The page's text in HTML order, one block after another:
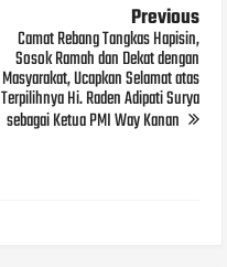
Previous
Camat Rebang Tangkas Hapisin,
Sosok Ramah dan Dekat dengan
Masyarakat, Ucapkan Selamat atas
Terpilihnya Hi. Raden Adipati Surya
sebagai Ketua PMI Way Kanan